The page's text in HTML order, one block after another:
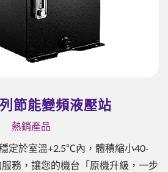
油壓馬達
體積小、效率高、功率大、扭矩高，
工程/塑膠機械、機床/鋸床/冶金和